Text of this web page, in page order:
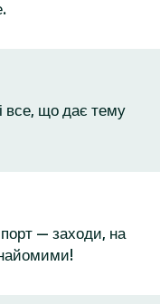
все, що дає тему
— заходи, на